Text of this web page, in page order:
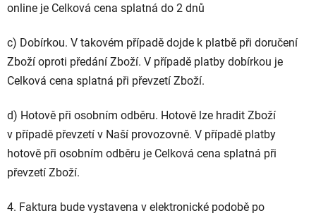
online je Celková cena splatná do 2 dnů
c) Dobírkou. V takovém případě dojde k platbě při doručení
Zboží oproti předání Zboží. V případě platby dobírkou je
Celková cena splatná při převzetí Zboží.
d) Hotově při osobním odběru. Hotově lze hradit Zboží
v případě převzetí v Naší provozovně. V případě platby
hotově při osobním odběru je Celková cena splatná při
převzetí Zboží.
4. Faktura bude vystavena v elektronické podobě po